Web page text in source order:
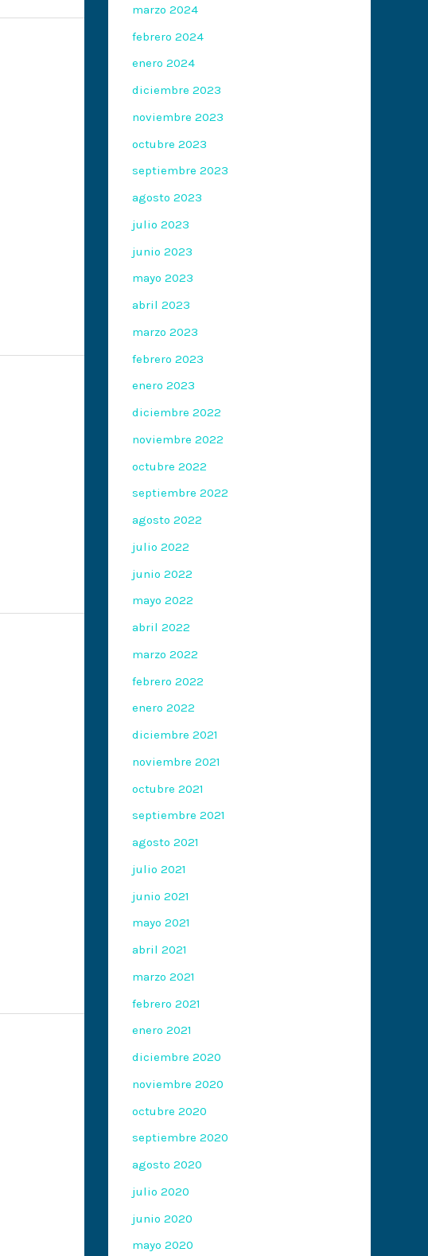
marzo 2024
febrero 2024
enero 2024
diciembre 2023
noviembre 2023
octubre 2023
septiembre 2023
agosto 2023
julio 2023
junio 2023
mayo 2023
abril 2023
marzo 2023
febrero 2023
enero 2023
diciembre 2022
noviembre 2022
octubre 2022
septiembre 2022
agosto 2022
julio 2022
junio 2022
mayo 2022
abril 2022
marzo 2022
febrero 2022
enero 2022
diciembre 2021
noviembre 2021
octubre 2021
septiembre 2021
agosto 2021
julio 2021
junio 2021
mayo 2021
abril 2021
marzo 2021
febrero 2021
enero 2021
diciembre 2020
noviembre 2020
octubre 2020
septiembre 2020
agosto 2020
julio 2020
junio 2020
mayo 2020